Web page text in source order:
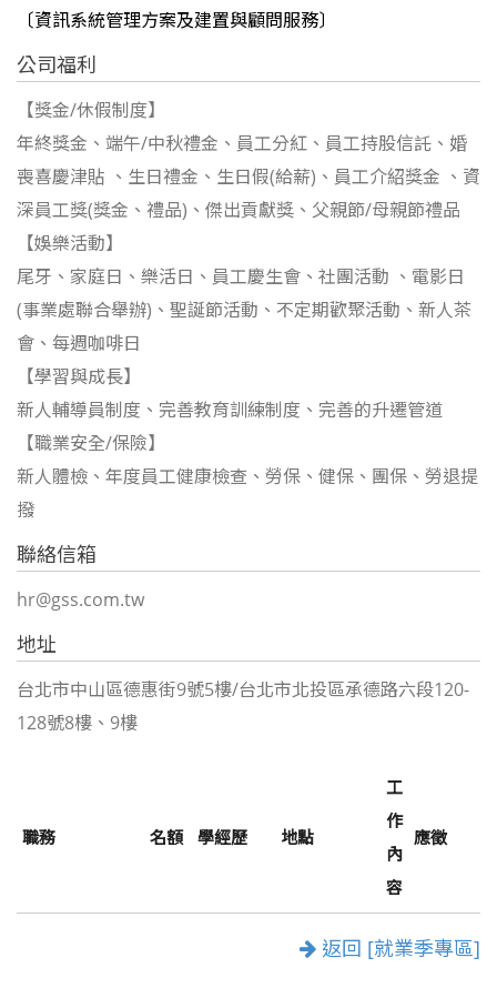
〔資訊系統管理方案及建置與顧問服務〕
公司福利
【獎金/休假制度】
年終獎金、端午/中秋禮金、員工分紅、員工持股信託、婚
喪喜慶津貼 、生日禮金、生日假(給薪)、員工介紹獎金 、資
深員工獎(獎金、禮品)、傑出貢獻獎、父親節/母親節禮品
【娛樂活動】
尾牙、家庭日、樂活日、員工慶生會、社團活動 、電影日
(事業處聯合舉辦)、聖誕節活動、不定期歡聚活動、新人茶
會、每週咖啡日
【學習與成長】
新人輔導員制度、完善教育訓練制度、完善的升遷管道
【職業安全/保險】
新人體檢、年度員工健康檢查、勞保、健保、團保、勞退提
撥
聯絡信箱
hr@gss.com.tw
地址
台北市中山區德惠街9號5樓/台北市北投區承德路六段120-
128號8樓、9樓
職務 名額 學經歷 地點
工
作
內
容
應徵
返回 [就業季專區]